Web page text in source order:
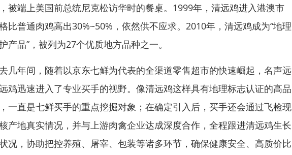
被端上美国前总统尼克松访华时的餐桌。1999年，清远鸡进入港澳市
比普通肉鸡高出30%~50%，依然供不应求。2010年，清远鸡成为“地理
产品”，被列为27个优质地方品种之一。
年间，随着以京东七鲜为代表的全渠道零售超市的快速崛起，名声远
鸡迅速进入了专业买手的视野。像清远鸡这样具有地理标志认证的高品
一直是七鲜买手的重点挖掘对象；在确定引入后，买手还会通过飞检现
产地真实情况，并与上游肉禽企业达成深度合作，全程跟进清远鸡生长
况，协助把控养殖、屠宰、包装等诸多环节，确保健康安全、高质价比